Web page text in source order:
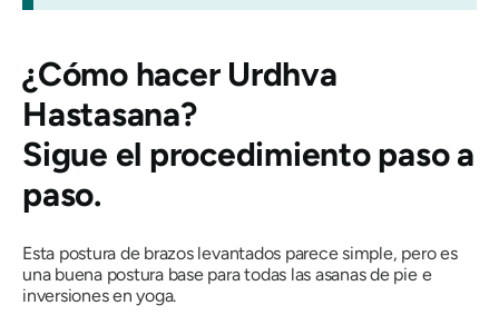
¿Cómo hacer Urdhva
Hastasana?
Sigue el procedimiento paso a
paso.
Esta postura de brazos levantados parece simple, pero es
una buena postura base para todas las asanas de pie e
inversiones en yoga.